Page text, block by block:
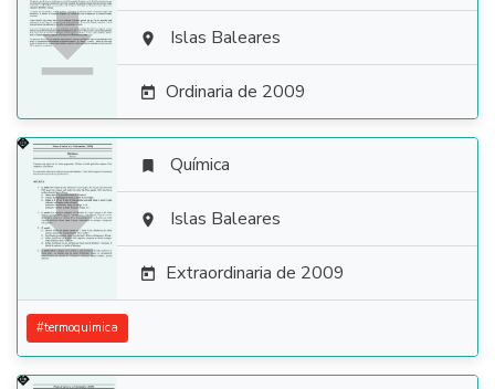
  Islas Baleares
 Ordinaria de 2009

 Química
 Islas Baleares
 Extraordinaria de 2009
#termoquimica